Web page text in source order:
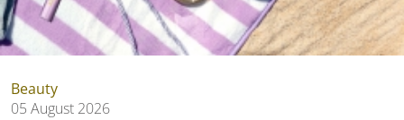
Beauty
05 August 2026